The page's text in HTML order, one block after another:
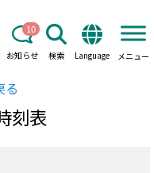
お知らせ
10
検索 Language メニュー
る
刻表